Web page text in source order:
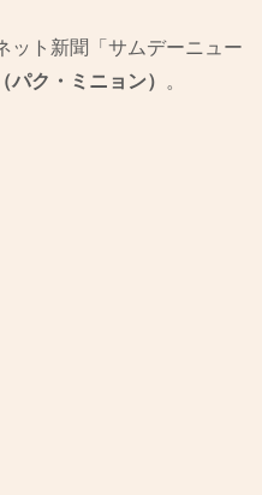
ット新聞「サムデーニュー
パク・ミニョン） 。